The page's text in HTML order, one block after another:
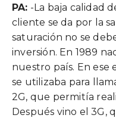
PA: -La baja calidad
cliente se da por la
saturación no se
inversión. En 1989
nuestro país. En ese
se utilizaba para
2G, que permitía
Después vino el 3G,